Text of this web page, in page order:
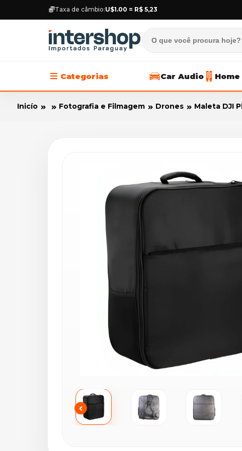
Taxa de câmbio:U$1.00 = R$ 5,23
Categorias Car Audio
Inicío Fotografia e Filmagem Drones Maleta DJI